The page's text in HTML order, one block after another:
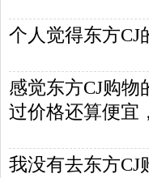
个人觉得东方
感觉东方CJ购
过价格还算便宜
我没有去东方CJ